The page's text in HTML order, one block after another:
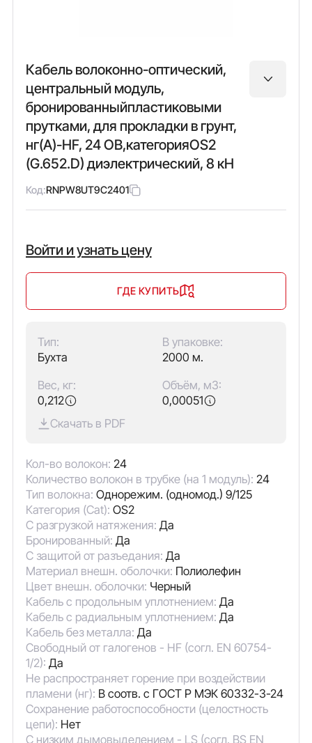
Кабель волоконно-оптический,
центральный модуль,
бронированныйпластиковыми
прутками, для прокладки в грунт,
нг(А)-HF, 24 ОВ,категорияOS2
(G.652.D) диэлектрический, 8 кН
Код:RNPW8UT9C2401
Войти и узнать цену
ГДЕ КУПИТЬ
Тип:
Бухта
В упаковке:
2000 м.
Вес, кг:
0,212
Объём, м3:
0,00051
Скачать в PDF
Кол-во волокон: 24
Количество волокон в трубке (на 1 модуль): 24
Тип волокна: Однорежим. (одномод.) 9/125
Категория (Cat): OS2
С разгрузкой натяжения: Да
Бронированный: Да
С защитой от разъедания: Да
Материал внешн. оболочки: Полиолефин
Цвет внешн. оболочки: Черный
Кабель с продольным уплотнением: Да
Кабель с радиальным уплотнением: Да
Кабель без металла: Да
Свободный от галогенов - HF (согл. EN 60754-
1/2): Да
Не распространяет горение при воздействии
пламени (нг): В соотв. с ГОСТ Р МЭК 60332-3-24
Сохранение работоспособности (целостность
цепи): Нет
С низким дымовыделением - LS (согл. BS EN